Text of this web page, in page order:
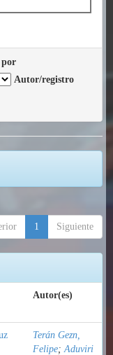
Autor/registro
1 Siguiente
Autor(es)
Terán Gezn,
Felipe;Aduviri